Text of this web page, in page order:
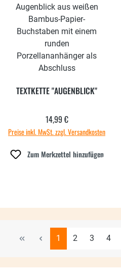
TEXTKETTE "AUGENBLICK"
Regulärer Preis:
14,99 €
Preise inkl. MwSt. zzgl. Versandkosten
Zum Merkzettel hinzufügen
Seite
1 Seite
2 Seite
3 Seite
4